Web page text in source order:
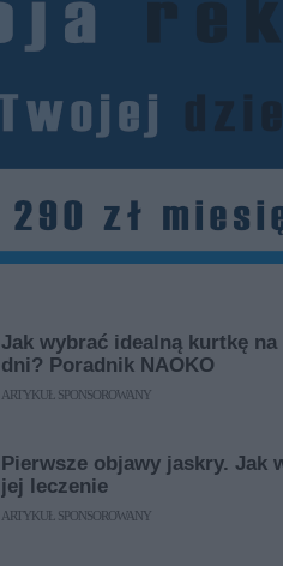
Jak wybrać idealną kurtkę na
dni? Poradnik NAOKO
ARTYKUŁ SPONSOROWANY
Pierwsze objawy jaskry. Jak
jej leczenie
ARTYKUŁ SPONSOROWANY